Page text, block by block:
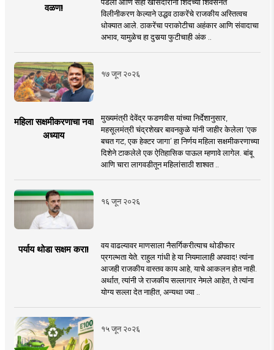
वळण!
विलीनीकरण केल्याने उद्धव ठाकरेंचे राजकीय अस्तित्वच
धोक्यात आले. ठाकरेंचा पराकोटीचा अहंकार आणि संवादाचा
अभाव, यामुळेच हा दुसर्‍या फुटीचाही अंक ..
१७ जून २०२६
महिला सक्षमीकरणाचा नवा
अध्याय
मुख्यमंत्री देवेंद्र फडणवीस यांच्या निर्देशानुसार,
महसूलमंत्री चंद्रशेखर बावनकुळे यांनी जाहीर केलेला ‘एक
बचत गट, एक हेक्टर जागा’ हा निर्णय महिला सक्षमीकरणाच्या
दिशेने टाकलेले एक ऐतिहासिक पाऊल म्हणावे लागेल. बांबू
आणि चारा लागवडीतून महिलांसाठी शाश्वत ..
१६ जून २०२६
पर्याय थोडा सक्षम करा!
वय वाढल्यावर माणसाला नैसर्गिकरीत्याच थोडीफार
प्रगल्भता येते. राहुल गांधी हे या नियमालाही अपवाद! त्यांना
आजही राजकीय वास्तव काय आहे, याचे आकलन होत नाही.
अर्थात, त्यांनी जे राजकीय सल्लागार नेमले आहेत, ते त्यांना
योग्य सल्ला देत नाहीत, अन्यथा ज्या ..
१५ जून २०२६